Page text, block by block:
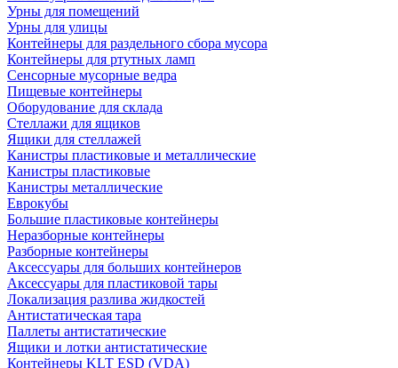
Урны для помещений
Урны для улицы
Контейнеры для раздельного сбора мусора
Контейнеры для ртутных ламп
Сенсорные мусорные ведра
Пищевые контейнеры
Оборудование для склада
Стеллажи для ящиков
Ящики для стеллажей
Канистры пластиковые и металлические
Канистры пластиковые
Канистры металлические
Еврокубы
Большие пластиковые контейнеры
Неразборные контейнеры
Разборные контейнеры
Аксессуары для больших контейнеров
Аксессуары для пластиковой тары
Локализация разлива жидкостей
Антистатическая тара
Паллеты антистатические
Ящики и лотки антистатические
Контейнеры KLT ESD (VDA)